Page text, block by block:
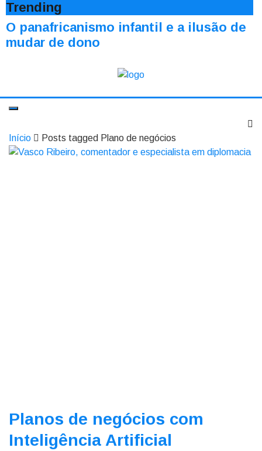
Trending
O panafricanismo infantil e a ilusão de
mudar de dono
Início Posts tagged Plano de negócios
Planos de negócios com
Inteligência Artificial